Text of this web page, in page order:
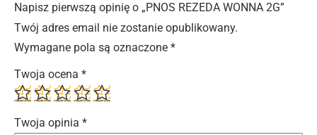
Napisz pierwszą opinię o „PNOS REZEDA WONNA 2G”
Twój adres email nie zostanie opublikowany.
Wymagane pola są oznaczone *
Twoja ocena *
Twoja opinia *